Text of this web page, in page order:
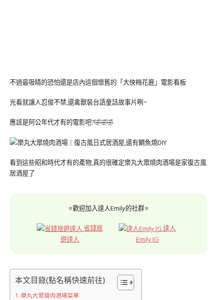
不過最吸睛的恐怕還是店內這個懷舊的「大俠梅花鹿」電影看板
光看就讓人忍俊不禁,還禽獸裝台語童話故事片咧~
應該是阿公年代才有的電影吧?🤣🤣🤣
看到這些昭和時代才有的產物,真的很確定樂丸大眾燒肉酒場是家復古風
居酒屋了
⭐歡迎加入達人Emily的社群⭐
省錢旅
遊達人
達人
Emily IG
本文目錄(點名稱快速前往)
樂丸大眾燒肉酒場菜單